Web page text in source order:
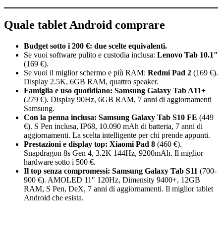
Quale tablet Android comprare
Budget sotto i 200 €: due scelte equivalenti.
Se vuoi software pulito e custodia inclusa: Lenovo Tab 10.1″
(169 €).
Se vuoi il miglior schermo e più RAM: Redmi Pad 2 (169 €).
Display 2.5K, 6GB RAM, quattro speaker.
Famiglia e uso quotidiano: Samsung Galaxy Tab A11+
(279 €). Display 90Hz, 6GB RAM, 7 anni di aggiornamenti
Samsung.
Con la penna inclusa: Samsung Galaxy Tab S10 FE (449
€). S Pen inclusa, IP68, 10.090 mAh di batteria, 7 anni di
aggiornamenti. La scelta intelligente per chi prende appunti.
Prestazioni e display top: Xiaomi Pad 8 (460 €).
Snapdragon 8s Gen 4, 3.2K 144Hz, 9200mAh. Il miglior
hardware sotto i 500 €.
Il top senza compromessi: Samsung Galaxy Tab S11 (700-
900 €). AMOLED 11″ 120Hz, Dimensity 9400+, 12GB
RAM, S Pen, DeX, 7 anni di aggiornamenti. Il miglior tablet
Android che esista.